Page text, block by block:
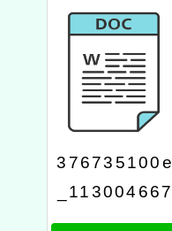
376735100e
_113004667
21_attach1